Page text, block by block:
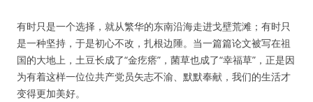
有时只是一个选择，就从繁华的东南沿海走进戈壁荒滩；有时只
是一种坚持，于是初心不改，扎根边陲。当一篇篇论文被写在祖
国的大地上，土豆长成了“金疙瘩”，菌草也成了“幸福草”，正是因
为有着这样一位位共产党员矢志不渝、默默奉献，我们的生活才
变得更加美好。